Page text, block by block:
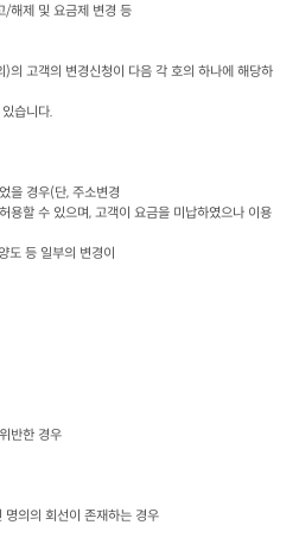
/해제 및 요금제 변경 등
)의 고객의 변경신청이 다음 각 호의 하나에 해당하
습니다.
을 경우(단, 주소변경
용할 수 있으며, 고객이 요금을 미납하였으나 이용
도 등 일부의 변경이
반한 경우
명의의 회선이 존재하는 경우